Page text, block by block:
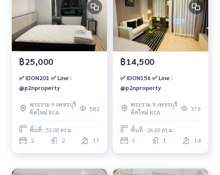
฿25,000
✅ IDON201 ✅ Line :
@p2nproperty
พระราม 9 เพชรบุรี
ตัดใหม่ RCA
582
พื้นที่ : 52.00 ตร.ม.
2 2 17
฿14,500
✅ IDON156 ✅ Line :
@p2nproperty
พระราม 9 เพชรบุรี
ตัดใหม่ RCA
379
พื้นที่ : 26.00 ตร.ม.
1 1 14